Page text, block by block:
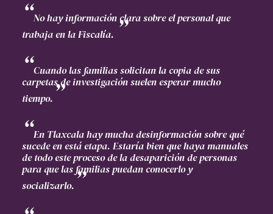
No hay información clara sobre el personal que
trabaja en la Fiscalía.
Cuando las familias solicitan la copia de sus
carpetas de investigación suelen esperar mucho
tiempo.
En Tlaxcala hay mucha desinformación sobre qué
sucede en está etapa. Estaría bien que haya manuales
de todo este proceso de la desaparición de personas
para que las familias puedan conocerlo y
socializarlo.